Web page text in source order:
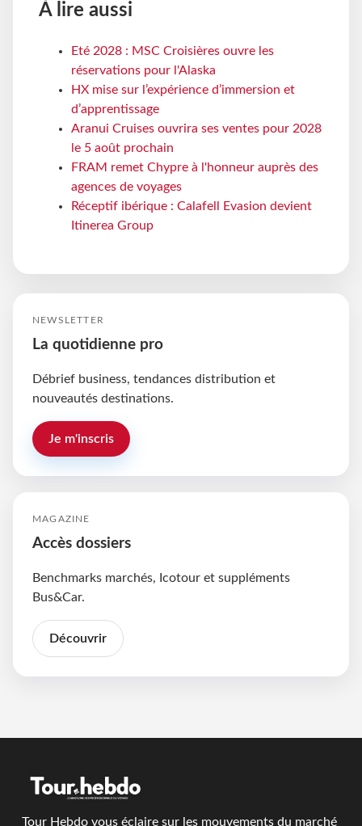
À lire aussi
Eté 2028 : MSC Croisières ouvre les
réservations pour l'Alaska
HX mise sur l’expérience d’immersion et
d’apprentissage
Aranui Cruises ouvrira ses ventes pour 2028
le 5 août prochain
FRAM remet Chypre à l'honneur auprès des
agences de voyages
Réceptif ibérique : Calafell Evasion devient
Itinerea Group
NEWSLETTER
La quotidienne pro
Débrief business, tendances distribution et
nouveautés destinations.
Je m'inscris
MAGAZINE
Accès dossiers
Benchmarks marchés, Icotour et suppléments
Bus&Car.
Découvrir
Tour Hebdo vous éclaire sur les mouvements du marché